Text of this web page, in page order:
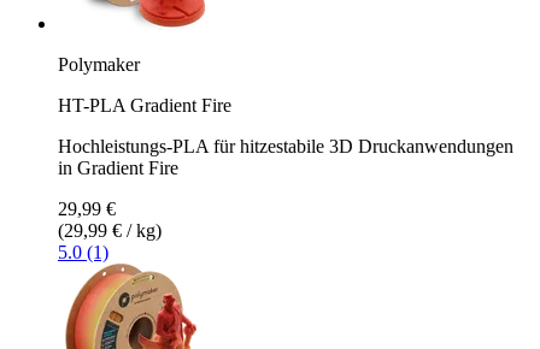
Polymaker
HT-PLA Gradient Fire
Hochleistungs-PLA für hitzestabile 3D Druckanwendungen
in Gradient Fire
29,99 €
(29,99 € / kg)
5.0 (1)